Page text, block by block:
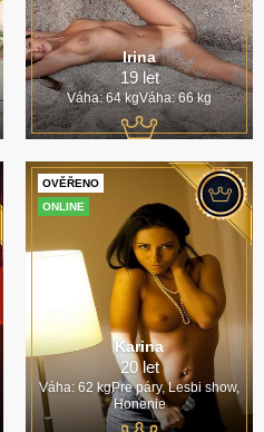
Irina
19 let
Váha: 64 kgVáha: 66 kg
ONLINE
OVĚŘENO
Karina
20 let
Váha: 62 kgPre páry, Lesbi show,
Honenie